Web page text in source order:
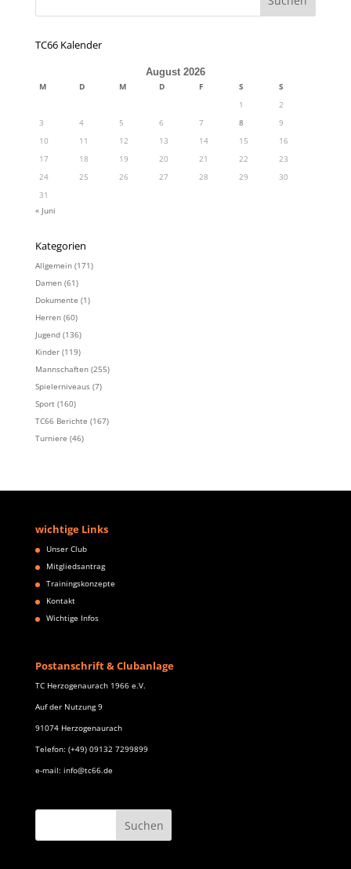
TC66 Kalender
August 2026
M D M D F S
S
1
2
3
4 5 6 7 8
9
10
11 12 13 14 15
16
17
18 19 20 21 22
23
24
25 26 27 28 29
30
31
« Juni
Kategorien
Allgemein(171)
Damen(61)
Dokumente (1)
Herren(60)
Jugend(136)
Kinder(119)
Mannschaften(255)
Spielerniveaus(7)
Sport(160)
TC66 Berichte (167)
Turniere (46)
wichtige Links
Unser Club
Mitgliedsantrag
Trainingskonzepte
Kontakt
Wichtige Infos
Postanschrift & Clubanlage
TC Herzogenaurach 1966 e.V.
Auf der Nutzung 9
91074 Herzogenaurach
Telefon: (+49) 09132 7299899
e-mail: info@tc66.de